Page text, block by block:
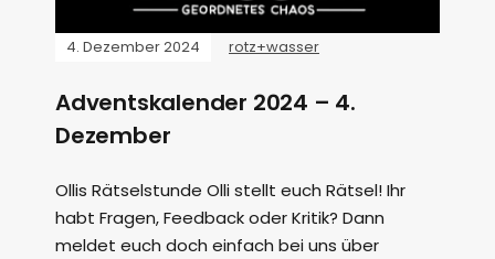
4. Dezember 2024 rotz+wasser
Adventskalender 2024 – 4.
Dezember
Ollis Rätselstunde Olli stellt euch Rätsel! Ihr
habt Fragen, Feedback oder Kritik? Dann
meldet euch doch einfach bei uns über